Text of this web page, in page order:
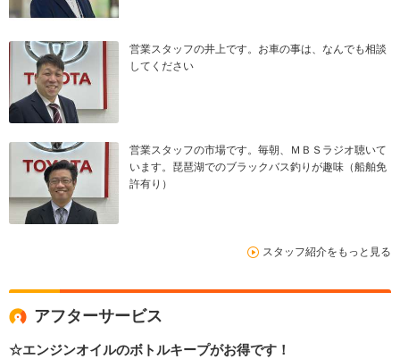
営業スタッフの井上です。お車の事は、なんでも相談
してください
営業スタッフの市場です。毎朝、ＭＢＳラジオ聴いて
います。琵琶湖でのブラックバス釣りが趣味（船舶免
許有り）
スタッフ紹介をもっと見る
アフターサービス
☆エンジンオイルのボトルキープがお得です！